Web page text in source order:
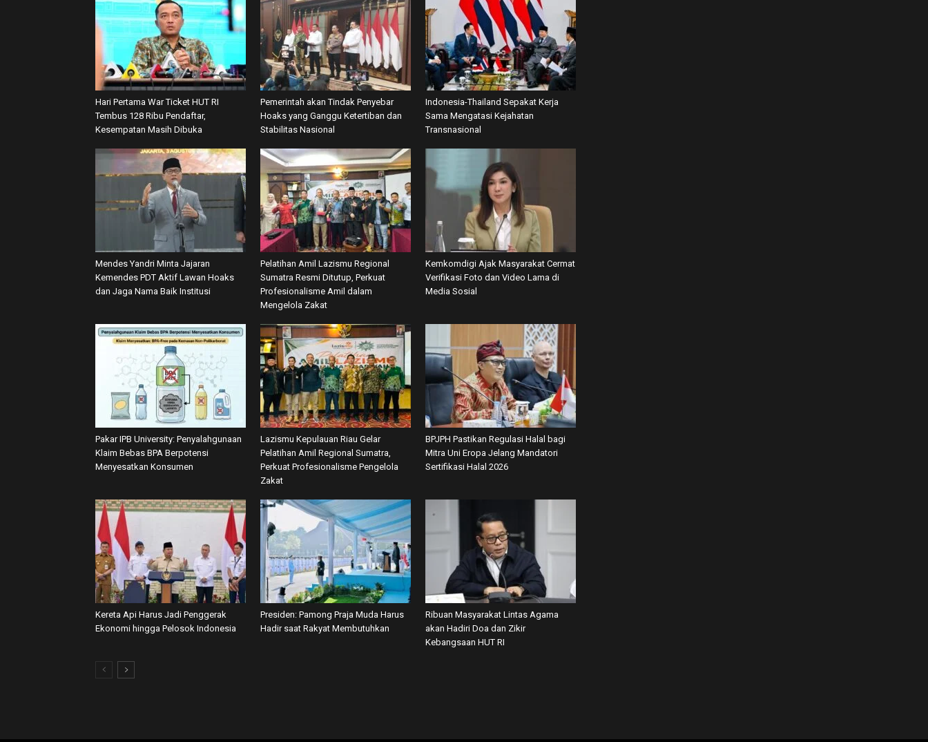
Hari Pertama War Ticket HUT RI
Tembus 128 Ribu Pendaftar,
Kesempatan Masih Dibuka
Pemerintah akan Tindak Penyebar
Hoaks yang Ganggu Ketertiban dan
Stabilitas Nasional
Indonesia-Thailand Sepakat Kerja
Sama Mengatasi Kejahatan
Transnasional
Mendes Yandri Minta Jajaran
Kemendes PDT Aktif Lawan Hoaks
dan Jaga Nama Baik Institusi
Pelatihan Amil Lazismu Regional
Sumatra Resmi Ditutup, Perkuat
Profesionalisme Amil dalam
Mengelola Zakat
Kemkomdigi Ajak Masyarakat Cermat
Verifikasi Foto dan Video Lama di
Media Sosial
Pakar IPB University: Penyalahgunaan
Klaim Bebas BPA Berpotensi
Menyesatkan Konsumen
Lazismu Kepulauan Riau Gelar
Pelatihan Amil Regional Sumatra,
Perkuat Profesionalisme Pengelola
Zakat
BPJPH Pastikan Regulasi Halal bagi
Mitra Uni Eropa Jelang Mandatori
Sertifikasi Halal 2026
Kereta Api Harus Jadi Penggerak
Ekonomi hingga Pelosok Indonesia
Presiden: Pamong Praja Muda Harus
Hadir saat Rakyat Membutuhkan
Ribuan Masyarakat Lintas Agama
akan Hadiri Doa dan Zikir
Kebangsaan HUT RI